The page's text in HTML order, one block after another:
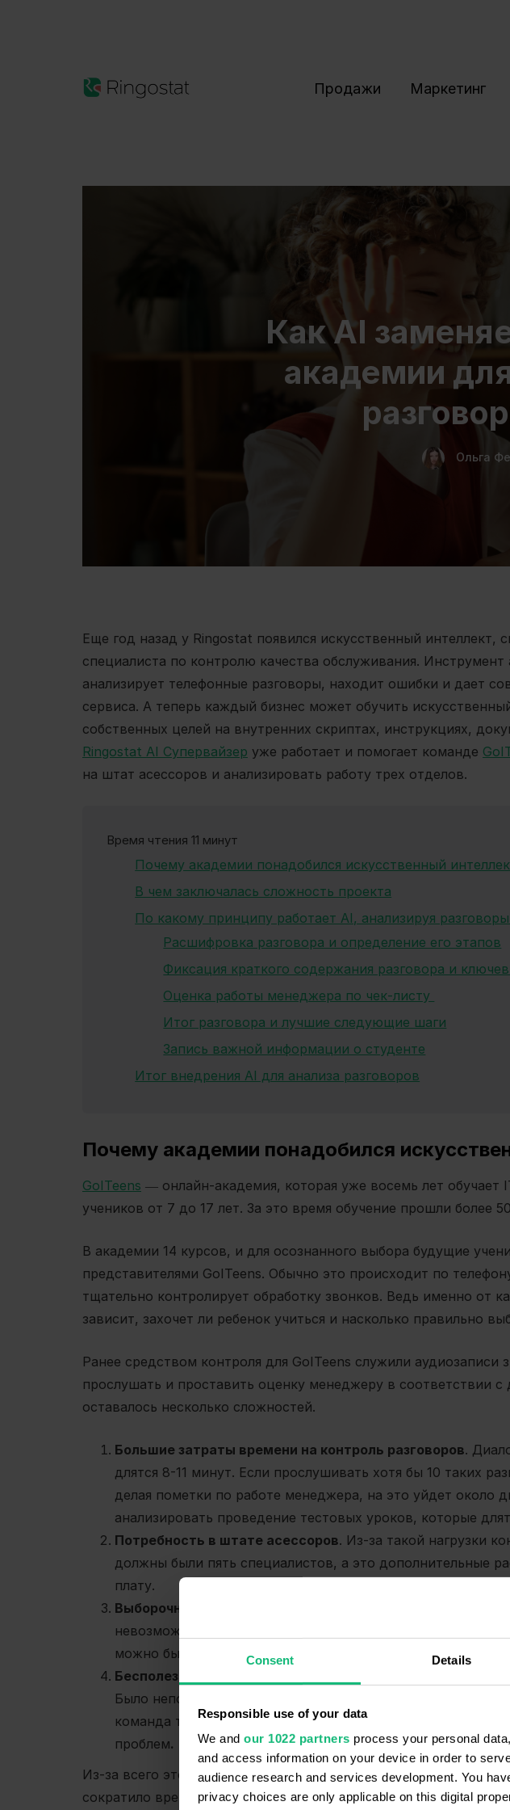
Consent Details
Responsible use of your data
We and our 1022 partners process your personal
and access information on your device in order to
audience research and services development. You
privacy choices are only applicable on this digital
Продажи Маркетинг
Как AI
академии
Ольга
Еще год назад у Ringostat появился искусственный интеллект,
специалиста по контролю качества обслуживания. Инструмент
анализирует телефонные разговоры, находит ошибки и дает
сервиса. А теперь каждый бизнес может обучить
собственных целей на внутренних скриптах, инструкциях,
Ringostat AI Супервайзер уже работает и помогает команде
на штат асессоров и анализировать работу трех отделов.
Время чтения 11 минут
Почему академии понадобился искусственный
В чем заключалась сложность проекта
По какому принципу работает AI, анализируя
Расшифровка разговора и определение его этапов
Фиксация краткого содержания разговора и
Оценка работы менеджера по чек-листу
Итог разговора и лучшие следующие шаги
Запись важной информации о студенте
Итог внедрения AI для анализа разговоров
Почему академии понадобился
GoITeens ― онлайн-академия, которая уже восемь лет обучает
учеников от 7 до 17 лет. За это время обучение прошли более
В академии 14 курсов, и для осознанного выбора будущие
представителями GoITeens. Обычно это происходит по
тщательно контролирует обработку звонков. Ведь именно от
зависит, захочет ли ребенок учиться и насколько правильно
Ранее средством контроля для GoITeens служили
прослушать и проставить оценку менеджеру в соответствии с
оставалось несколько сложностей.
Большие затраты времени на контроль разговоров.
длятся 8-11 минут. Если прослушивать хотя бы 10 таких
делая пометки по работе менеджера, на это уйдет около
анализировать проведение тестовых уроков, которые
Потребность в штате асессоров. Из-за такой нагрузки
должны были пять специалистов, а это дополнительные
плату.
Выборочный контроль разговоров
невозможно проанализировать. Поэтому это приходилось
можно было не заметить некоторые важные моменты.
Бесполезное прослушивание звонков
Было непонятно, какие разговоры действительно требуют
команда тратила большую часть времени на вызовы, с
проблем.
Из-за всего этого GoITeens были заинтересованы в решении,
сократило время на контроль. Оно нашлось у Ringostat AI-